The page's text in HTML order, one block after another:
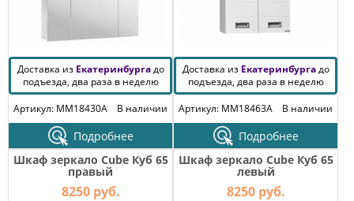
Доставка из Екатеринбургадо
подъезда, два раза в неделю
Артикул: MM18430A
В наличии
Подробнее
Доставка из Екатеринбургадо
подъезда, два раза в неделю
Артикул: MM18463A
В наличии
Подробнее
Шкаф зеркало Cube Куб 65
правый
8250 руб.
Шкаф зеркало Cube Куб 65
левый
8250 руб.